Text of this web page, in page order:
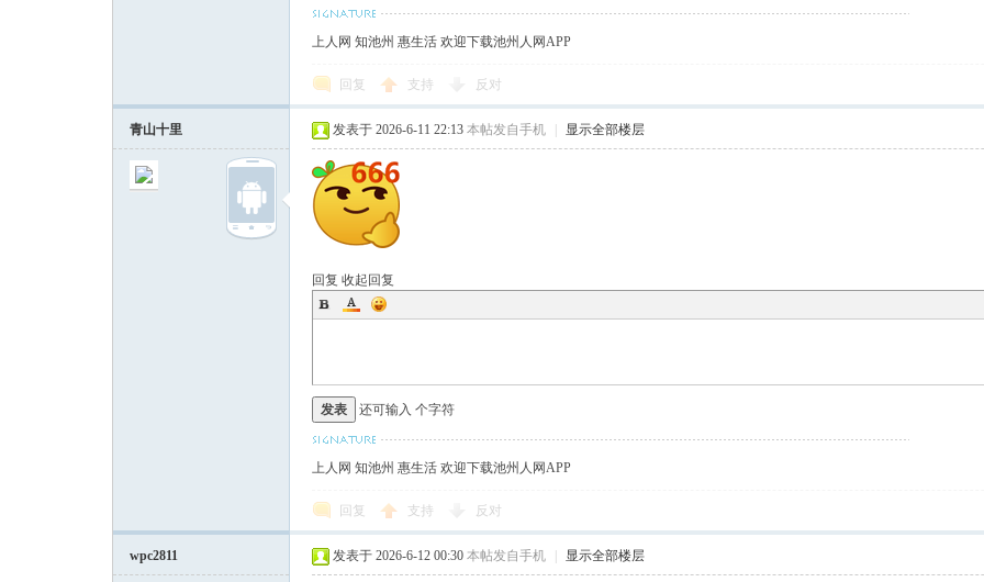
上人网 知池州 惠生活 欢迎下载池州人网APP
回复 支持 反对
青山十里 发表于 2026-6-11 22:13 本帖发自手机 显示全部楼层
回复 收起回复
发表 还可输入 个字符
上人网 知池州 惠生活 欢迎下载池州人网APP
回复 支持 反对
wpc2811 发表于 2026-6-12 00:30 本帖发自手机 显示全部楼层